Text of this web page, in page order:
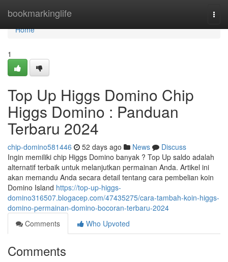
bookmarkinglife
Home
Home
1
Top Up Higgs Domino Chip
Higgs Domino : Panduan
Terbaru 2024
chip-domino581446 52 days ago News
Discuss
Ingin memiliki chip Higgs Domino banyak ? Top Up saldo adalah
alternatif terbaik untuk melanjutkan permainan Anda. Artikel ini
akan memandu Anda secara detail tentang cara pembelian koin
Domino Island https://top-up-higgs-
domino316507.blogacep.com/47435275/cara-tambah-koin-higgs-
domino-permainan-domino-bocoran-terbaru-2024
Comments
Who Upvoted
Comments